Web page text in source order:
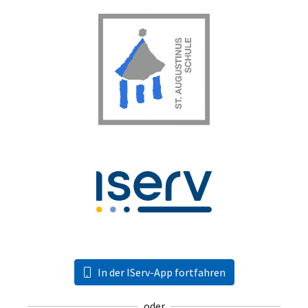
In der IServ-App fortfahren